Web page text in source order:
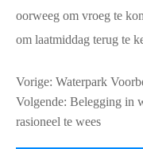
oorweeg om vroeg te
om laatmiddag terug te
Vorige: Waterpark
Volgende: Belegging in
rasioneel te wees